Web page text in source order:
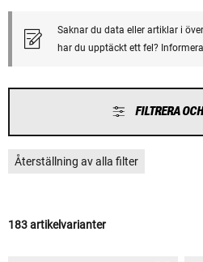
Saknar du data eller artiklar i
har du upptäckt ett fel?
FILTRERA
Återställning av alla filter
183 artikelvarianter